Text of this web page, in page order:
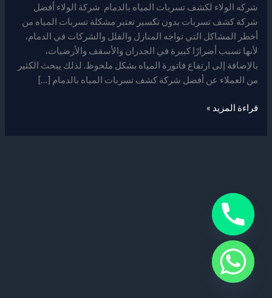
شركه الولاء لكشف تسربات المياه بالدمام شركة الولاء أفضل
شركة كشف تسربات بدون تكسير تعتبر مشكلة تسربات المياه من
أخطر المشاكل التي تواجه المنازل والفلل والشركات في الدمام،
لأنها تسبب أضرارًا كبيرة في الجدران والأسقف والأرضيات،
بالإضافة إلى ارتفاع فاتورة المياه بشكل ملحوظ. لذلك يبحث الكثير
من العملاء عن أفضل شركة كشف تسربات المياه بالدمام […]
بالدمام
قراءة المزيد »